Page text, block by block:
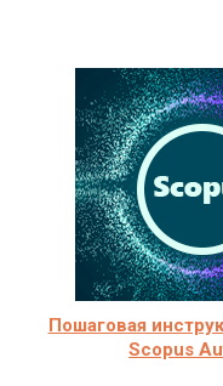
Пошаговая
Scopus